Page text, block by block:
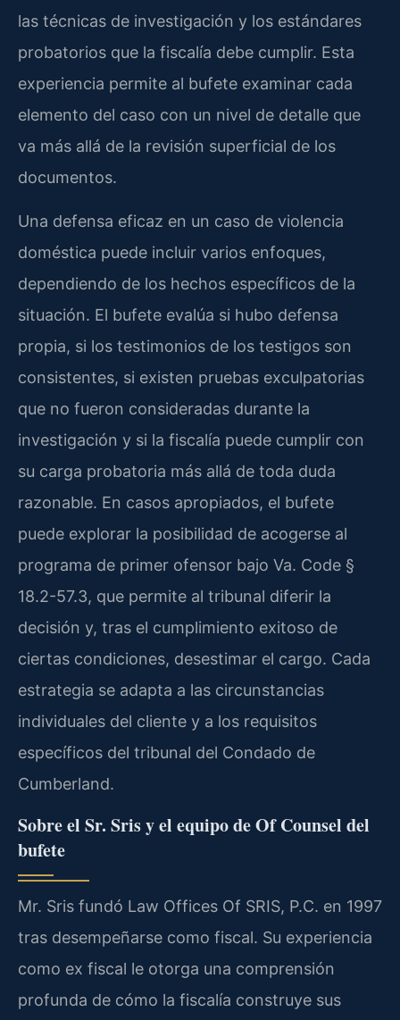
las técnicas de investigación y los estándares
probatorios que la fiscalía debe cumplir. Esta
experiencia permite al bufete examinar cada
elemento del caso con un nivel de detalle que
va más allá de la revisión superficial de los
documentos.
Una defensa eficaz en un caso de violencia
doméstica puede incluir varios enfoques,
dependiendo de los hechos específicos de la
situación. El bufete evalúa si hubo defensa
propia, si los testimonios de los testigos son
consistentes, si existen pruebas exculpatorias
que no fueron consideradas durante la
investigación y si la fiscalía puede cumplir con
su carga probatoria más allá de toda duda
razonable. En casos apropiados, el bufete
puede explorar la posibilidad de acogerse al
programa de primer ofensor bajo Va. Code §
18.2-57.3, que permite al tribunal diferir la
decisión y, tras el cumplimiento exitoso de
ciertas condiciones, desestimar el cargo. Cada
estrategia se adapta a las circunstancias
individuales del cliente y a los requisitos
específicos del tribunal del Condado de
Cumberland.
Sobre el Sr. Sris y el equipo de Of Counsel del
bufete
Mr. Sris fundó Law Offices Of SRIS, P.C. en 1997
tras desempeñarse como fiscal. Su experiencia
como ex fiscal le otorga una comprensión
profunda de cómo la fiscalía construye sus